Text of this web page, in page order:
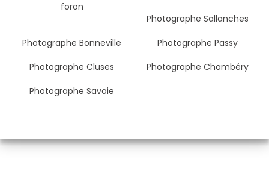
foron
Photographe Sallanches
Photographe Bonneville
Photographe Passy
Photographe Cluses
Photographe Chambéry
Photographe Savoie